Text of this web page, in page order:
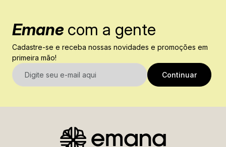
Emane com a gente
Cadastre-se e receba nossas novidades e promoções em
primeira mão!
E-mail
Continuar